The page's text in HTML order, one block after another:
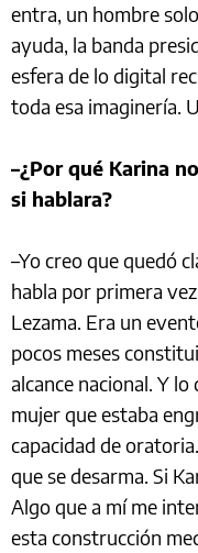
entra, un hombre
ayuda, la banda
esfera de lo digital
toda esa imaginería.
–¿Por qué Karina
si hablara?
–Yo creo que quedó
habla por primera
Lezama. Era un
pocos meses
alcance nacional. Y
mujer que estaba
capacidad de
que se desarma. Si
Algo que a mí me
esta construcción